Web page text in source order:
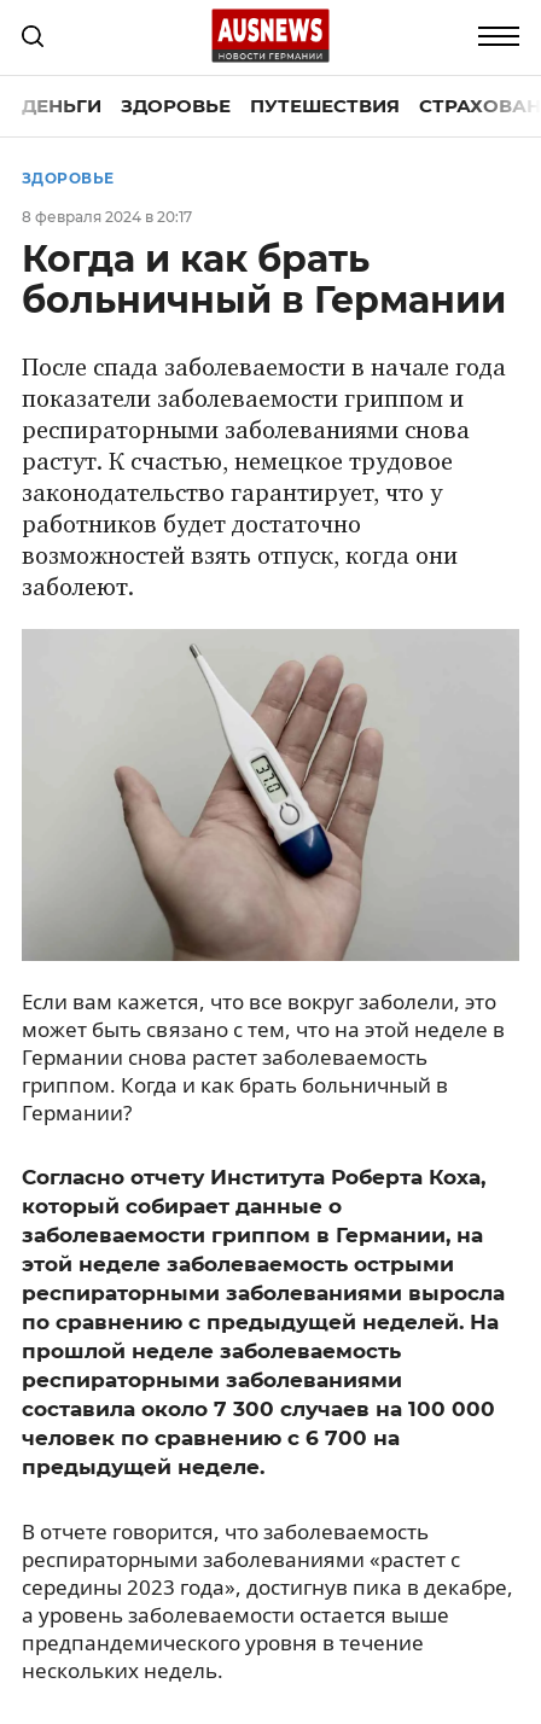
ДЕНЬГИ ЗДОРОВЬЕ ПУТЕШЕСТВИЯ
ЗДОРОВЬЕ
8 февраля 2024 в 20:17
Когда и как брать
больничный в Германии
После спада заболеваемости в начале года
показатели заболеваемости гриппом и
респираторными заболеваниями снова
растут. К счастью, немецкое трудовое
законодательство гарантирует, что у
работников будет достаточно
возможностей взять отпуск, когда они
заболеют.
Если вам кажется, что все вокруг заболели, это
может быть связано с тем, что на этой неделе в
Германии снова растет заболеваемость
гриппом. Когда и как брать больничный в
Германии?
Согласно отчету Института Роберта Коха,
который собирает данные о
заболеваемости гриппом в Германии, на
этой неделе заболеваемость острыми
респираторными заболеваниями выросла
по сравнению с предыдущей неделей. На
прошлой неделе заболеваемость
респираторными заболеваниями
составила около 7 300 случаев на 100 000
человек по сравнению с 6 700 на
предыдущей неделе.
В отчете говорится, что заболеваемость
респираторными заболеваниями «растет с
середины 2023 года», достигнув пика в декабре,
а уровень заболеваемости остается выше
предпандемического уровня в течение
нескольких недель.